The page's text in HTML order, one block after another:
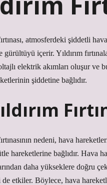
atmosferdeki şiddetli
içerir. Yıldırım
elektrik akımları oluşur ve
şiddetine bağlıdır.
nedeni, hava
hareketlerine bağlıdır. Hava
daha yükseklere doğru
etkiler. Böylece, hava